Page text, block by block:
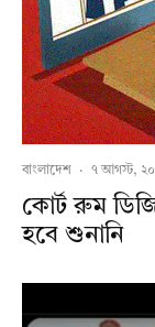
বাংলাদেশ · ৭ আগস্ট,
কোর্ট রুম
হবে শুনানি